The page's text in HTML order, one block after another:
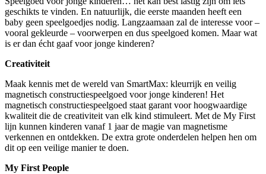
geschikts te vinden. En natuurlijk, die eerste maanden heeft een
baby geen speelgoedjes nodig. Langzaamaan zal de interesse voor –
vooral gekleurde – voorwerpen en dus speelgoed komen. Maar wat
is er dan écht gaaf voor jonge kinderen?
Creativiteit
Maak kennis met de wereld van SmartMax: kleurrijk en veilig
magnetisch constructiespeelgoed voor jonge kinderen! Het
magnetisch constructiespeelgoed staat garant voor hoogwaardige
kwaliteit die de creativiteit van elk kind stimuleert. Met de My First
lijn kunnen kinderen vanaf 1 jaar de magie van magnetisme
verkennen en ontdekken. De extra grote onderdelen helpen hen om
dit op een veilige manier te doen.
My First People